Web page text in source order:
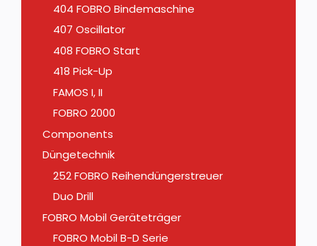
404 FOBRO Bindemaschine
407 Oscillator
408 FOBRO Start
418 Pick-Up
FAMOS I, II
FOBRO 2000
Components
Düngetechnik
252 FOBRO Reihendüngerstreuer
Duo Drill
FOBRO Mobil Geräteträger
FOBRO Mobil B-D Serie